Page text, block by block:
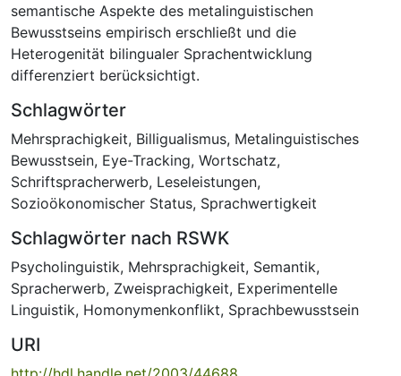
semantische Aspekte des metalinguistischen
Bewusstseins empirisch erschließt und die
Heterogenität bilingualer Sprachentwicklung
differenziert berücksichtigt.
Schlagwörter
Mehrsprachigkeit, Billigualismus, Metalinguistisches
Bewusstsein, Eye-Tracking, Wortschatz,
Schriftspracherwerb, Leseleistungen,
Sozioökonomischer Status, Sprachwertigkeit
Schlagwörter nach RSWK
Psycholinguistik, Mehrsprachigkeit, Semantik,
Spracherwerb, Zweisprachigkeit, Experimentelle
Linguistik, Homonymenkonflikt, Sprachbewusstsein
URI